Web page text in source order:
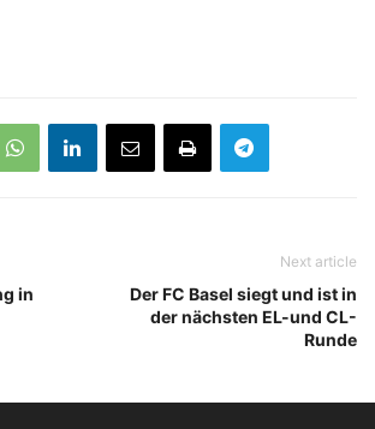
in
Next article
Der FC Basel siegt und ist in
der nächsten EL-und CL-
Runde